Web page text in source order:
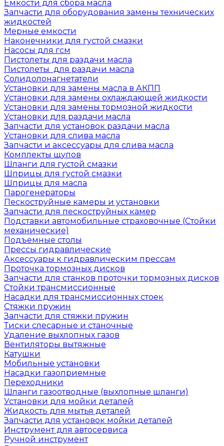
Емкости для сбора масла
Запчасти для оборудования замены технических
жидкостей
Мерные емкости
Наконечники для густой смазки
Насосы для гсм
Пистолеты для раздачи масла
Пистолеты для раздачи масла
Солидолонагнетатели
Установки для замены масла в АКПП
Установки для замены охлаждающей жидкости
Установки для замены тормозной жидкости
Установки для раздачи масла
Запчасти для установок раздачи масла
Установки для слива масла
Запчасти и аксессуары для слива масла
Комплекты щупов
Шланги для густой смазки
Шприцы для густой смазки
Шприцы для масла
Парогенераторы
Пескоструйные камеры и установки
Запчасти для пескоструйных камер
Подставки автомобильные страховочные (Стойки
механические)
Подъемные столы
Прессы гидравлические
Аксессуары к гидравлическим прессам
Проточка тормозных дисков
Запчасти для станков проточки тормозных дисков
Стойки трансмиссионные
Насадки для трансмиссионных стоек
Стяжки пружин
Запчасти для стяжки пружин
Тиски слесарные и станочные
Удаление выхлопных газов
Вентиляторы вытяжные
Катушки
Мобильные установки
Насадки газоприемные
Переходники
Шланги газоотводные (выхлопные шланги)
Установки для мойки деталей
Жидкость для мытья деталей
Запчасти для установок мойки деталей
Инструмент для автосервиса
Ручной инструмент